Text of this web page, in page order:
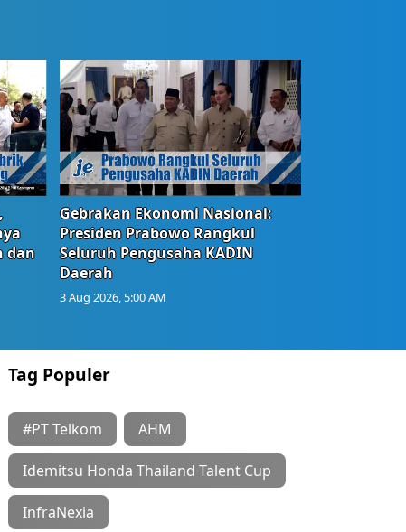
dan
Gebrakan Ekonomi Nasional:
Presiden Prabowo Rangkul
Seluruh Pengusaha KADIN
Daerah
3 Aug 2026, 5:00 AM
Tag Populer
#PT Telkom AHM
Idemitsu Honda Thailand Talent Cup
InfraNexia